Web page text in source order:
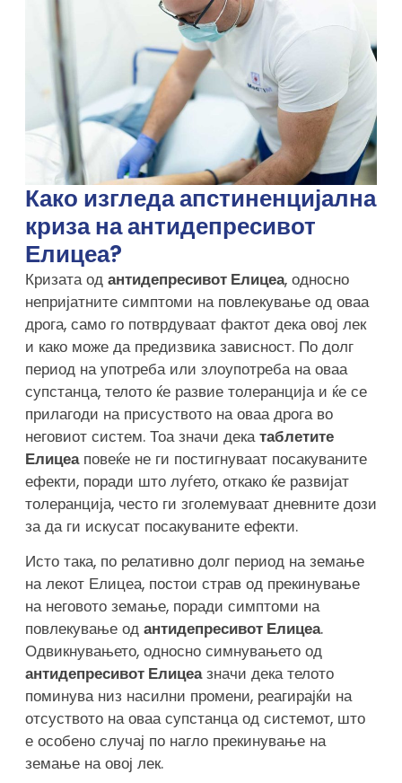
Како изгледа апстиненцијална
криза на антидепресивот
Елицеа?
Кризата од антидепресивот Елицеа, односно
непријатните симптоми на повлекување од оваа
дрога, само го потврдуваат фактот дека овој лек
и како може да предизвика зависност. По долг
период на употреба или злоупотреба на оваа
супстанца, телото ќе развие толеранција и ќе се
прилагоди на присуството на оваа дрога во
неговиот систем. Тоа значи декатаблетите
Елицеаповеќе не ги постигнуваат посакуваните
ефекти, поради што луѓето, откако ќе развијат
толеранција, често ги зголемуваат дневните дози
за да ги искусат посакуваните ефекти.
Исто така, по релативно долг период на земање
на лекот Елицеа, постои страв од прекинување
на неговото земање, поради симптоми на
повлекување од антидепресивот Елицеа.
Одвикнувањето, односно симнувањето од
антидепресивот Елицеазначи дека телото
поминува низ насилни промени, реагирајќи на
отсуството на оваа супстанца од системот, што
е особено случај по нагло прекинување на
земање на овој лек.